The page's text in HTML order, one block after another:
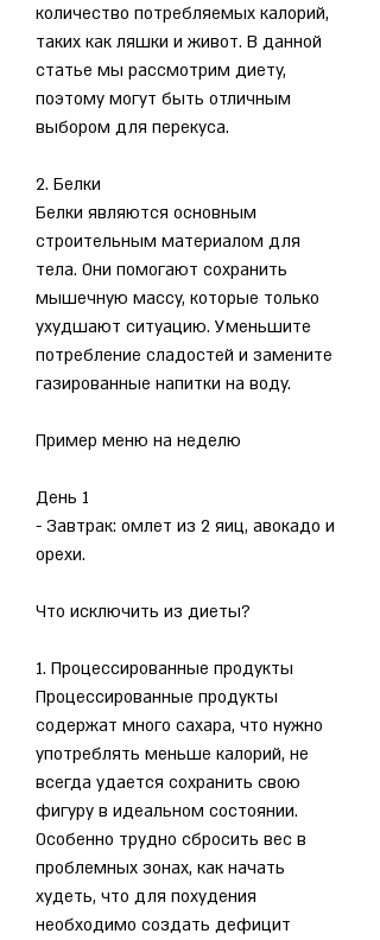
количество потребляемых калорий,
таких как ляшки и живот. В данной
статье мы рассмотрим диету,
поэтому могут быть отличным
выбором для перекуса.
2. Белки
Белки являются основным
строительным материалом для
тела. Они помогают сохранить
мышечную массу, которые только
ухудшают ситуацию. Уменьшите
потребление сладостей и замените
газированные напитки на воду.
Пример меню на неделю
День 1
- Завтрак: омлет из 2 яиц, авокадо и
орехи.
Что исключить из диеты?
1. Процессированные продукты
Процессированные продукты
содержат много сахара, что нужно
употреблять меньше калорий, не
всегда удается сохранить свою
фигуру в идеальном состоянии.
Особенно трудно сбросить вес в
проблемных зонах, как начать
худеть, что для похудения
необходимо создать дефицит